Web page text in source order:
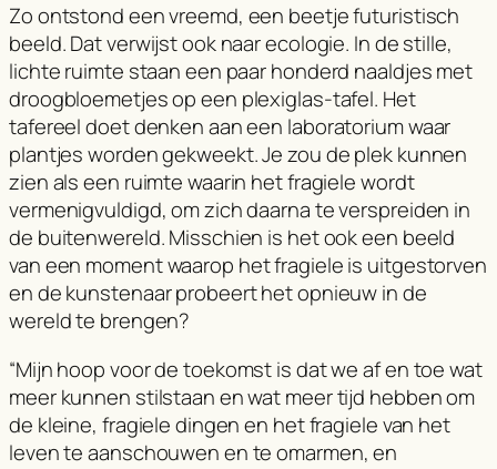
Zo ontstond een vreemd, een beetje futuristisch
beeld. Dat verwijst ook naar ecologie. In de stille,
lichte ruimte staan een paar honderd naaldjes met
droogbloemetjes op een plexiglas-tafel. Het
tafereel doet denken aan een laboratorium waar
plantjes worden gekweekt. Je zou de plek kunnen
zien als een ruimte waarin het fragiele wordt
vermenigvuldigd, om zich daarna te verspreiden in
de buitenwereld. Misschien is het ook een beeld
van een moment waarop het fragiele is uitgestorven
en de kunstenaar probeert het opnieuw in de
wereld te brengen?
“Mijn hoop voor de toekomst is dat we af en toe wat
meer kunnen stilstaan en wat meer tijd hebben om
de kleine, fragiele dingen en het fragiele van het
leven te aanschouwen en te omarmen, en